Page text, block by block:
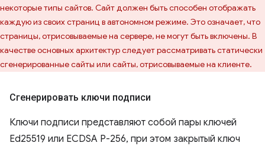
некоторые типы сайтов. Сайт должен быть способен отображать
каждую из своих страниц в автономном режиме. Это означает, что
страницы, отрисовываемые на сервере, не могут быть включены. В
качестве основных архитектур следует рассматривать статически
сгенерированные сайты или сайты, отрисовываемые на клиенте.
Сгенерировать ключи подписи
Ключи подписи представляют собой пары ключей
Ed25519 или ECDSA P-256, при этом закрытый ключ